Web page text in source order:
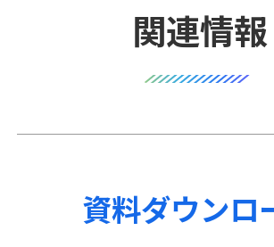
関連情報
資料ダウンロ